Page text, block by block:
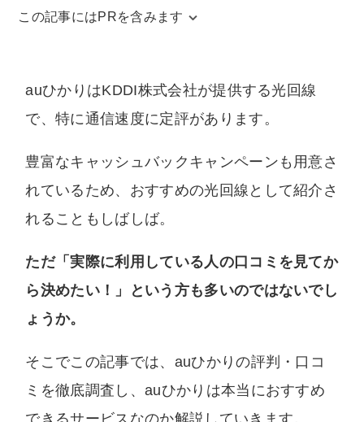
この記事にはPRを含みます
トを運営するための費用に充てられています。
また、コンテンツの内容やランキング比較結果
だける情報を提供します。
auひかりはKDDI株式会社が提供する光回線
で、特に通信速度に定評があります。
豊富なキャッシュバックキャンペーンも用意さ
れているため、おすすめの光回線として紹介さ
れることもしばしば。
ただ「実際に利用している人の口コミを見てか
ら決めたい！」という方も多いのではないでし
ょうか。
そこでこの記事では、auひかりの評判・口コ
ミを徹底調査し、auひかりは本当におすすめ
できるサービスなのか解説していきます。